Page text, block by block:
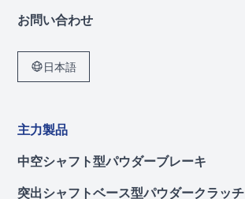
お問い合わせ
日本語
主力製品
中空シャフト型パウダーブレーキ
突出シャフトベース型パウダークラッチ